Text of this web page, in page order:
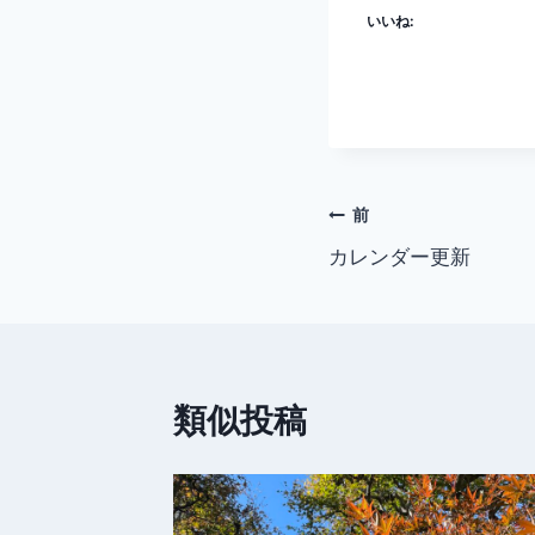
いいね:
投
稿
ー
シ
前
カレンダー更新
類似投稿